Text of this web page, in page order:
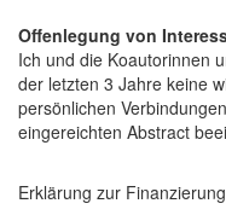
Offenlegung von
Ich und die Koautorinnen
der letzten 3 Jahre keine
persönlichen
eingereichten Abstract
Erklärung zur